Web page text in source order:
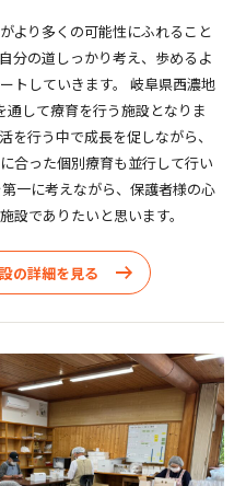
より多くの可能性にふれること
分の道しっかり考え、歩めるよ
トしていきます。 岐阜県西濃地
通して療育を行う施設となりま
を行う中で成長を促しながら、
合った個別療育も並行して行い
一に考えながら、保護者様の心
設でありたいと思います。
の詳細を見る